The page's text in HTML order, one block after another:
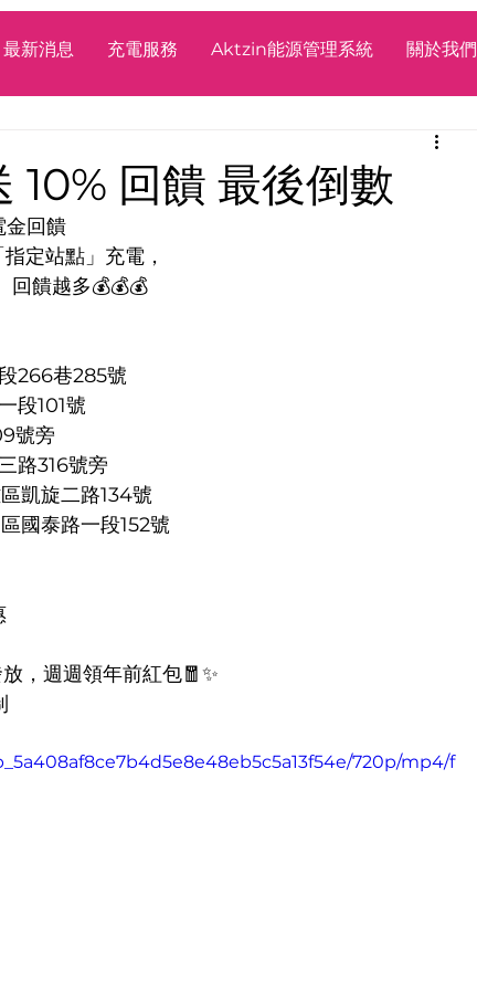
最新消息 充電服務 Aktzin能源管理系統 關於我們
10% 回饋 最後倒數
金回饋
定站點」充電，
回饋越多💰💰💰
266巷285號
段101號
號旁
路316號旁
凱旋二路134號
國泰路一段152號
，週週領年前紅包🧧✨
720p/mp4/f